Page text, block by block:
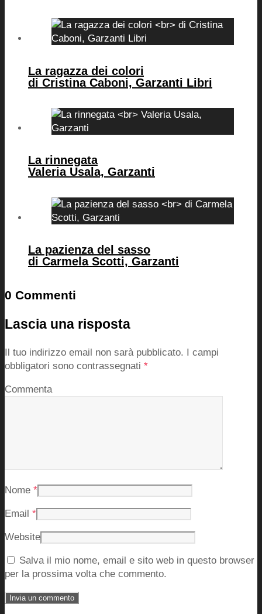
La ragazza dei colori
di Cristina Caboni, Garzanti Libri
La rinnegata
Valeria Usala, Garzanti
La pazienza del sasso
di Carmela Scotti, Garzanti
0 Commenti
Lascia una risposta
Il tuo indirizzo email non sarà pubblicato. I campi
obbligatori sono contrassegnati *
Commenta
Nome *
Email *
Website
Salva il mio nome, email e sito web in questo browser
per la prossima volta che commento.